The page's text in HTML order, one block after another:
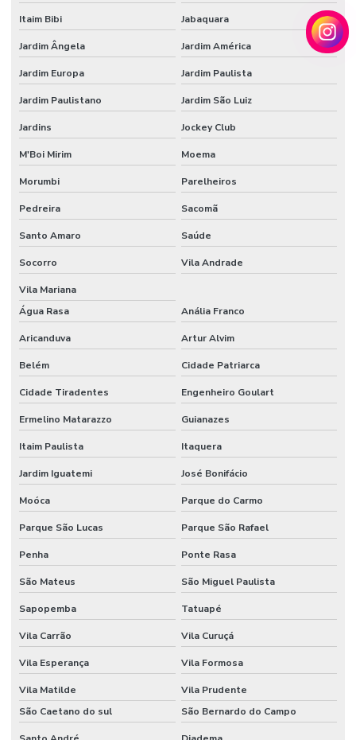
Tecido veludo comprar
Tecido veludo flocado
Tecido veludo preço
Tecido veludo sintético
Veludo automotivo
Veludo sintético
Vendedor de papel de seda atacado
Itaim Bibi Jabaquara
Jardim Ângela Jardim América
Jardim Europa Jardim Paulista
Jardim Paulistano Jardim São Luiz
Jardins Jockey Club
M'Boi Mirim Moema
Morumbi Parelheiros
Pedreira Sacomã
Santo Amaro Saúde
Socorro Vila Andrade
Vila Mariana
Água Rasa
Anália Franco
Aricanduva Artur Alvim
Belém Cidade Patriarca
Cidade Tiradentes Engenheiro Goulart
Ermelino Matarazzo Guianazes
Itaim Paulista Itaquera
Jardim Iguatemi José Bonifácio
Moóca Parque do Carmo
Parque São Lucas Parque São Rafael
Penha Ponte Rasa
São Mateus São Miguel Paulista
Sapopemba Tatuapé
Vila Carrão Vila Curuçá
Vila Esperança Vila Formosa
Vila Matilde
Vila Prudente
São Caetano do sul
São Bernardo do Campo